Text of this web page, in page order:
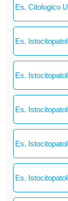
Es. Citologico
Es.
Es.
Es.
Es.
Es.